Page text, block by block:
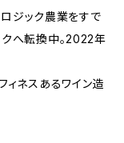
ジック農業をすで
へ転換中。2022年
ィネスあるワイン造